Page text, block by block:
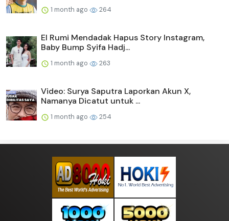
1 month ago 264
El Rumi Mendadak Hapus Story Instagram,
Baby Bump Syifa Hadj...
1 month ago 263
Video: Surya Saputra Laporkan Akun X,
Namanya Dicatut untuk ...
1 month ago 254